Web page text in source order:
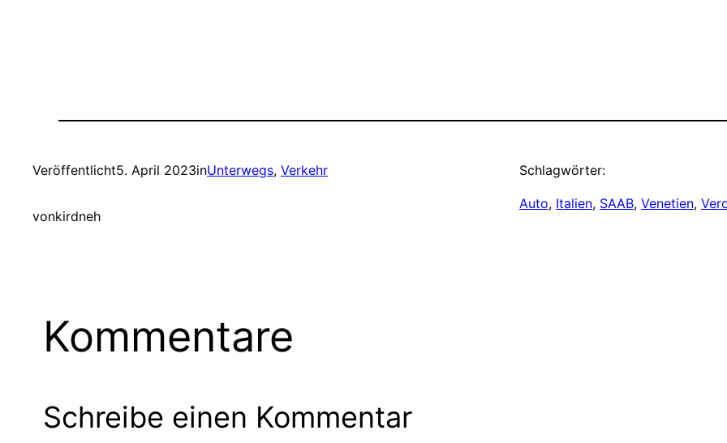
Veröffentlicht5. April 2023inUnterwegs, Verkehr
vonkirdneh
Schlagwörter:
Auto, Italien, SAAB, Venetien,
Kommentare
Schreibe einen Kommentar